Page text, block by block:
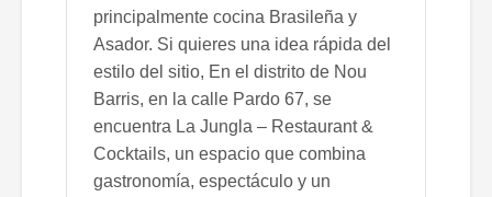
principalmente cocina Brasileña y
Asador. Si quieres una idea rápida del
estilo del sitio, En el distrito de Nou
Barris, en la calle Pardo 67, se
encuentra La Jungla – Restaurant &
Cocktails, un espacio que combina
gastronomía, espectáculo y un